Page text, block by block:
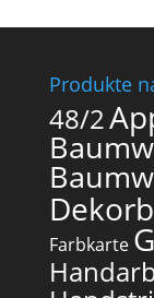
Produkte
48/2
Farbkarte